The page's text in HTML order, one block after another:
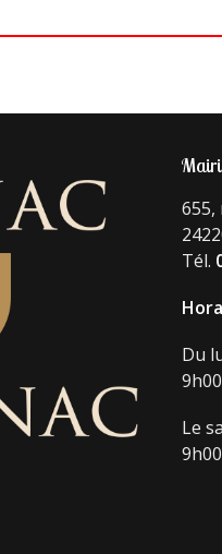
655,
Tél.
Du
Le